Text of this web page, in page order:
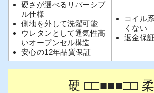
硬さが選べるリバーシブ
ル仕様
側地を外して洗濯可能
ウレタンとして通気性高
いオープンセル構造
安心の12年品質保証
コイル
くない
返金保
硬 □□■■■□□ 柔